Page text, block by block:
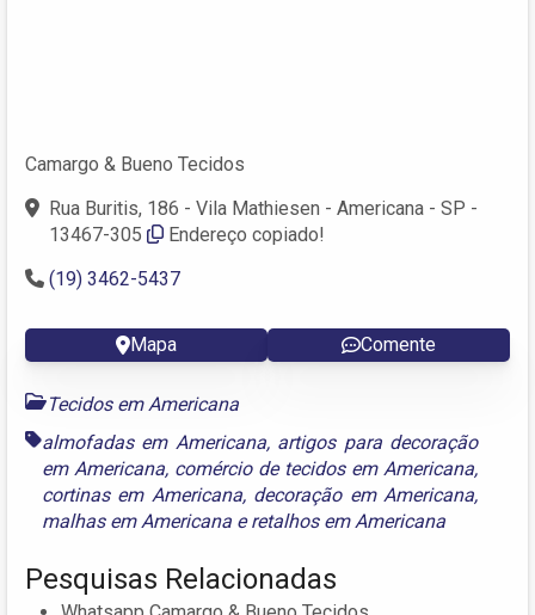
Camargo & Bueno Tecidos
Rua Buritis, 186 - Vila Mathiesen - Americana - SP -
13467-305
Endereço copiado!
(19) 3462-5437
Mapa Comente
Tecidos em Americana
almofadas em Americana, artigos para decoração
em Americana, comércio de tecidos em Americana,
cortinas em Americana, decoração em Americana,
malhas em Americana eretalhos em Americana
Pesquisas Relacionadas